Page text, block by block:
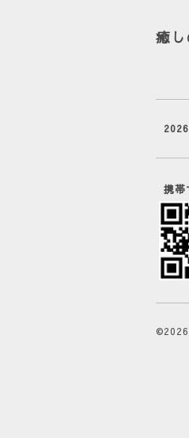
癒
携帯
©2026